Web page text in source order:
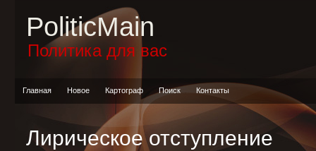
PoliticMain
Политика для вас
Главная Новое Картограф Поиск Контакты
Лирическое отступление